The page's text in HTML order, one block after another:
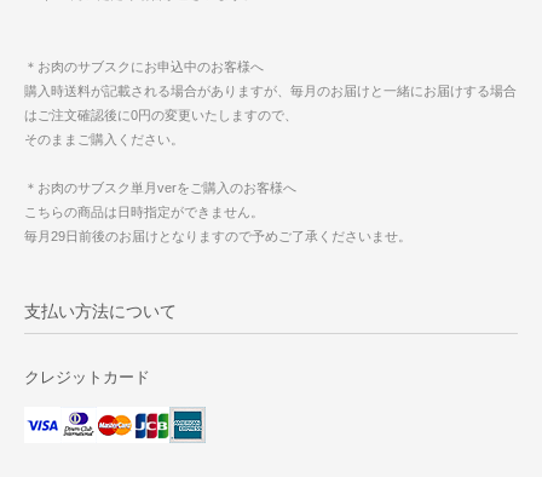
＊お肉のサブスクにお申込中のお客様へ
購入時送料が記載される場合がありますが、毎月のお届けと一緒にお届けする場合
はご注文確認後に0円の変更いたしますので、
そのままご購入ください。
＊お肉のサブスク単月verをご購入のお客様へ
こちらの商品は日時指定ができません。
毎月29日前後のお届けとなりますので予めご了承くださいませ。
支払い方法について
クレジットカード